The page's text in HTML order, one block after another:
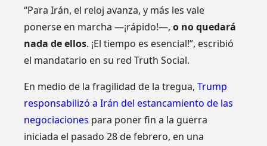
“Para Irán, el reloj avanza, y más les vale
ponerse en marcha —¡rápido!—,o no quedará
nada de ellos. ¡El tiempo es esencial!”, escribió
el mandatario en su red Truth Social.
En medio de la fragilidad de la tregua,Trump
responsabilizó a Irán del estancamiento de las
negociaciones para poner fin a la guerra
iniciada el pasado 28 de febrero, en una